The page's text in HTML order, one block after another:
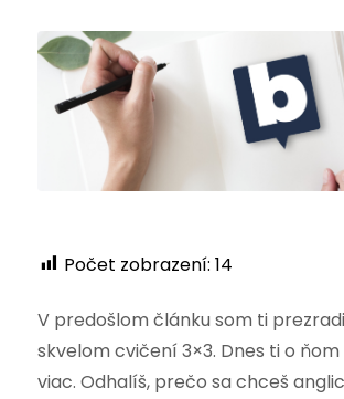
Počet zobrazení: 14
V predošlom článku som ti
skvelom cvičení 3×3. Dnes ti o
viac. Odhalíš, prečo sa chceš